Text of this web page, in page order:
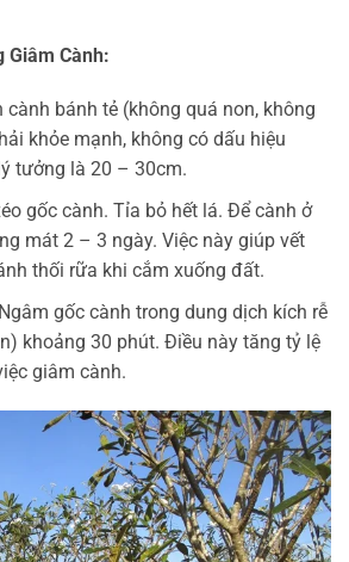
Giâm Cành:
cành bánh tẻ (không quá non, không
khỏe mạnh, không có dấu hiệu
tưởng là 20 – 30cm.
gốc cành. Tỉa bỏ hết lá. Để cành ở
mát 2 – 3 ngày. Việc này giúp vết
thối rữa khi cắm xuống đất.
Ngâm gốc cành trong dung dịch kích rễ
khoảng 30 phút. Điều này tăng tỷ lệ
giâm cành.